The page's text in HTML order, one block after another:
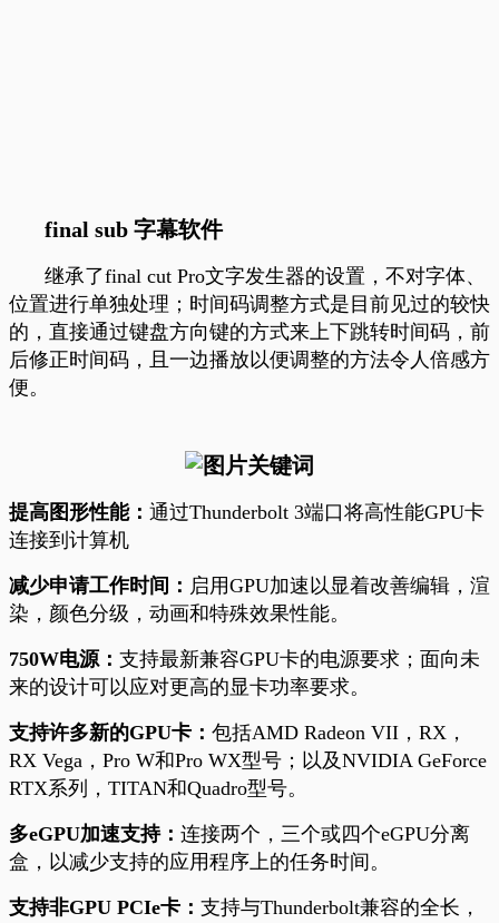
final sub 字幕软件
继承了final cut Pro文字发生器的设置，不对字体、
位置进行单独处理；时间码调整方式是目前见过的较快
的，直接通过键盘方向键的方式来上下跳转时间码，前
后修正时间码，且一边播放以便调整的方法令人倍感方
便。
提高图形性能： 通过Thunderbolt 3端口将高性能GPU卡
连接到计算机
减少申请工作时间： 启用GPU加速以显着改善编辑，渲
染，颜色分级，动画和特殊效果性能。
750W电源： 支持最新兼容GPU卡的电源要求；面向未
来的设计可以应对更高的显卡功率要求。
支持许多新的GPU卡： 包括AMD Radeon VII，RX，
RX Vega，Pro W和Pro WX型号；以及NVIDIA GeForce
RTX系列，TITAN和Quadro型号。
多eGPU加速支持： 连接两个，三个或四个eGPU分离
盒，以减少支持的应用程序上的任务时间。
支持非GPU PCIe卡： 支持与Thunderbolt兼容的全长，